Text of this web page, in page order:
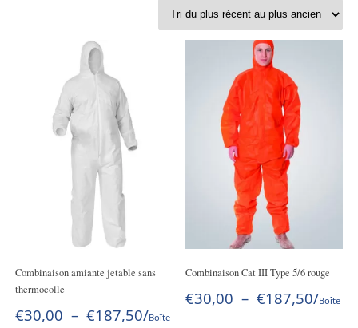
Combinaison amiante jetable sans
thermocolle
€30,00 – €187,50/Boîte
Combinaison Cat III Type 5/6 rouge
€30,00 – €187,50/Boîte